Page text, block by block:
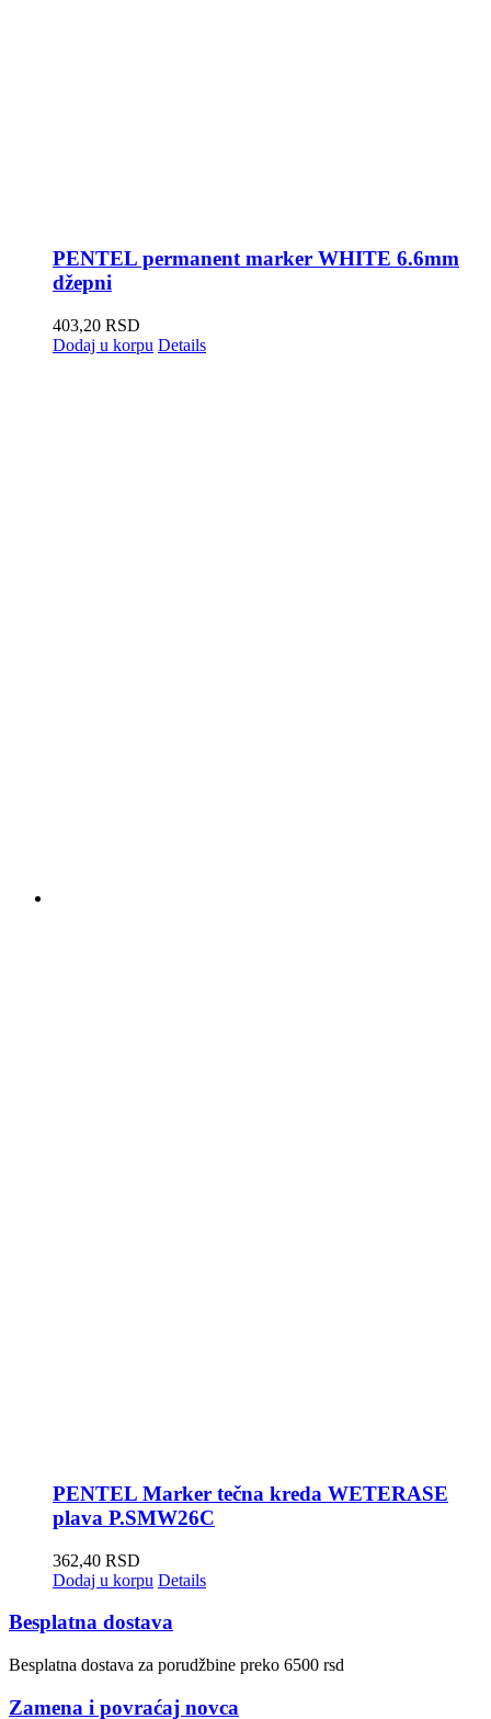
PENTEL permanent marker WHITE 6.6mm
džepni
403,20 RSD
Dodaj u korpu Details
PENTEL Marker tečna kreda WETERASE
plava P.SMW26C
362,40 RSD
Dodaj u korpu Details
Besplatna dostava
Besplatna dostava za porudžbine preko 6500 rsd
Zamena i povraćaj novca